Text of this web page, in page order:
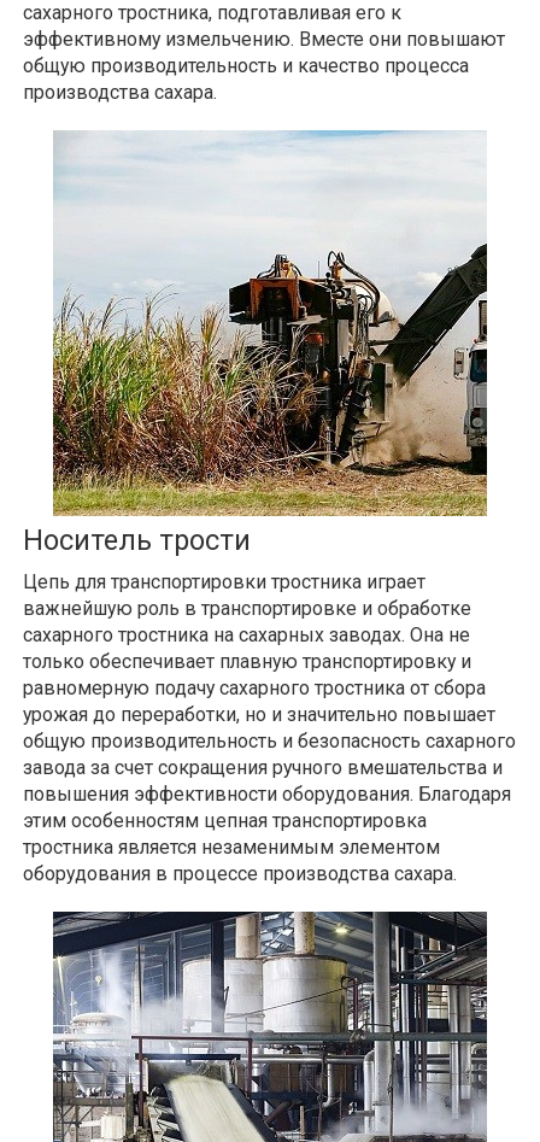
сахарного тростника, подготавливая его к
эффективному измельчению. Вместе они повышают
общую производительность и качество процесса
производства сахара.
Носитель трости
Цепь для транспортировки тростника играет
важнейшую роль в транспортировке и обработке
сахарного тростника на сахарных заводах. Она не
только обеспечивает плавную транспортировку и
равномерную подачу сахарного тростника от сбора
урожая до переработки, но и значительно повышает
общую производительность и безопасность сахарного
завода за счет сокращения ручного вмешательства и
повышения эффективности оборудования. Благодаря
этим особенностям цепная транспортировка
тростника является незаменимым элементом
оборудования в процессе производства сахара.